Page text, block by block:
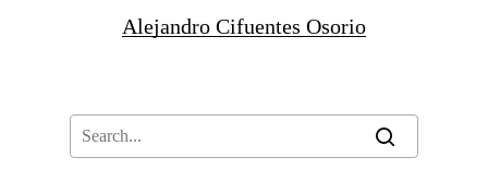
Alejandro Cifuentes Osorio